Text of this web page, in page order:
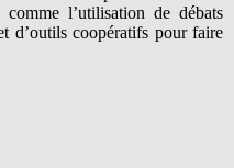
comme l’utilisation de débats
d’outils coopératifs pour faire